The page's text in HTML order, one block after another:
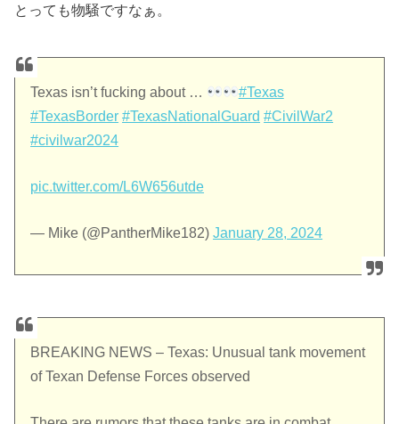
とっても物騒ですなぁ。
Texas isn’t fucking about …
#Texas
#TexasBorder #TexasNationalGuard #CivilWar2
#civilwar2024
pic.twitter.com/L6W656utde
— Mike (@PantherMike182)January 28, 2024
BREAKING NEWS – Texas: Unusual tank movement
of Texan Defense Forces observed